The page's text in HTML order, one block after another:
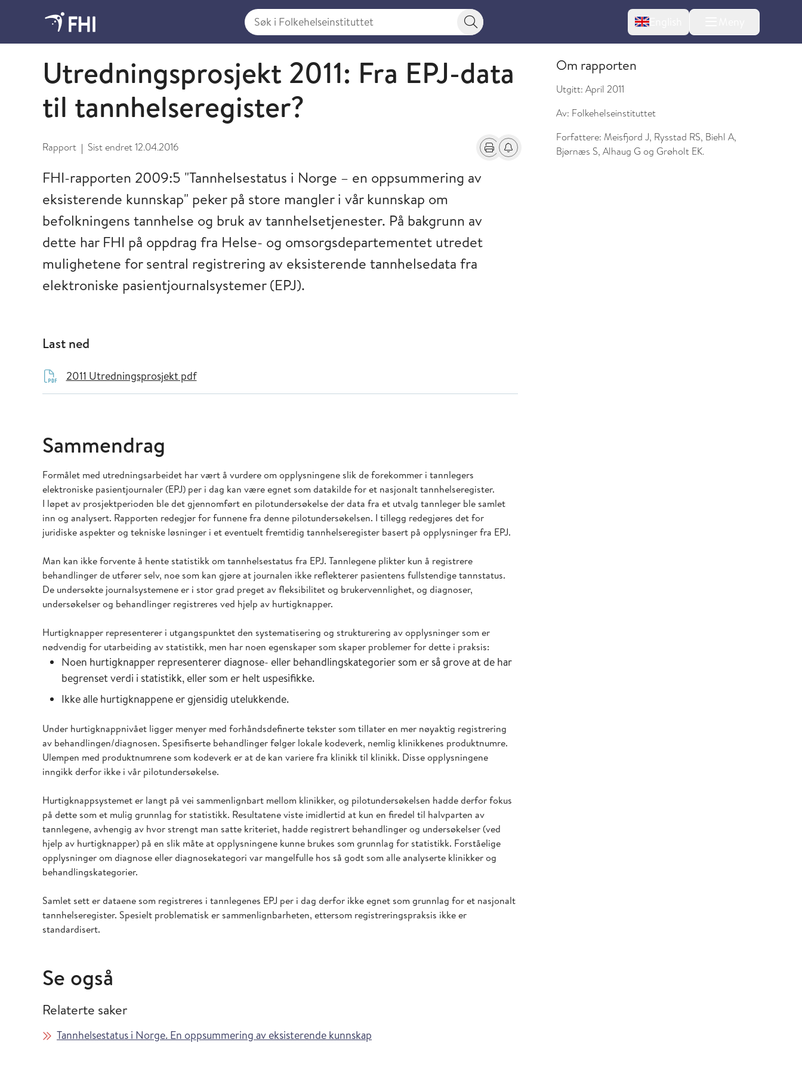
Søk i Folkehelseinstituttet
Søkeknapp English
2011 - publikasjoner fra FHI
Utredningsprosjekt 2011: Fra EPJ-data
til tannhelseregister?
Rapport | Sist endret12.04.2016 Skriv utFå varsel om endringer
FHI-rapporten 2009:5 "Tannhelsestatus i Norge – en oppsummering av
eksisterende kunnskap" peker på store mangler i vår kunnskap om
befolkningens tannhelse og bruk av tannhelsetjenester. På bakgrunn av
dette har FHI på oppdrag fra Helse- og omsorgsdepartementet utredet
mulighetene for sentral registrering av eksisterende tannhelsedata fra
elektroniske pasientjournalsystemer (EPJ).
Last ned
2011 Utredningsprosjekt pdf
Sammendrag
Formålet med utredningsarbeidet har vært å vurdere om opplysningene slik de forekommer i tannlegers
elektroniske pasientjournaler (EPJ) per i dag kan være egnet som datakilde for et nasjonalt tannhelseregister.
I løpet av prosjektperioden ble det gjennomført en pilotundersøkelse der data fra et utvalg tannleger ble samlet
inn og analysert. Rapporten redegjør for funnene fra denne pilotundersøkelsen. I tillegg redegjøres det for
juridiske aspekter og tekniske løsninger i et eventuelt fremtidig tannhelseregister basert på opplysninger fra EPJ.
Man kan ikke forvente å hente statistikk om tannhelsestatus fra EPJ. Tannlegene plikter kun å registrere
behandlinger de utfører selv, noe som kan gjøre at journalen ikke reflekterer pasientens fullstendige tannstatus.
De undersøkte journalsystemene er i stor grad preget av fleksibilitet og brukervennlighet, og diagnoser,
undersøkelser og behandlinger registreres ved hjelp av hurtigknapper.
Hurtigknapper representerer i utgangspunktet den systematisering og strukturering av opplysninger som er
nødvendig for utarbeiding av statistikk, men har noen egenskaper som skaper problemer for dette i praksis:
Noen hurtigknapper representerer diagnose- eller behandlingskategorier som er så grove at de har
begrenset verdi i statistikk, eller som er helt uspesifikke.
Ikke alle hurtigknappene er gjensidig utelukkende.
Under hurtigknappnivået ligger menyer med forhåndsdefinerte tekster som tillater en mer nøyaktig registrering
av behandlingen/diagnosen. Spesifiserte behandlinger følger lokale kodeverk, nemlig klinikkenes produktnumre.
Ulempen med produktnumrene som kodeverk er at de kan variere fra klinikk til klinikk. Disse opplysningene
inngikk derfor ikke i vår pilotundersøkelse.
Hurtigknappsystemet er langt på vei sammenlignbart mellom klinikker, og pilotundersøkelsen hadde derfor fokus
på dette som et mulig grunnlag for statistikk. Resultatene viste imidlertid at kun en firedel til halvparten av
tannlegene, avhengig av hvor strengt man satte kriteriet, hadde registrert behandlinger og undersøkelser (ved
hjelp av hurtigknapper) på en slik måte at opplysningene kunne brukes som grunnlag for statistikk. Forståelige
opplysninger om diagnose eller diagnosekategori var mangelfulle hos så godt som alle analyserte klinikker og
behandlingskategorier.
Samlet sett er dataene som registreres i tannlegenes EPJ per i dag derfor ikke egnet som grunnlag for et nasjonalt
tannhelseregister. Spesielt problematisk er sammenlignbarheten, ettersom registreringspraksis ikke er
standardisert.
Se også
Relaterte saker
Tannhelsestatus i Norge. En oppsummering av eksisterende kunnskap
Om rapporten
Utgitt: April 2011
Av: Folkehelseinstituttet
Forfattere: Meisfjord J, Rysstad RS, Biehl A,
Bjørnæs S, Alhaug G og Grøholt EK.